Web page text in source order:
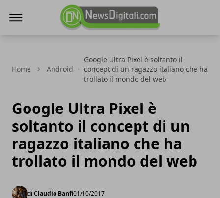
Home Android
Google Ultra Pixel è soltanto il
concept di un ragazzo italiano che ha
trollato il mondo del web
Google Ultra Pixel è
soltanto il concept di un
ragazzo italiano che ha
trollato il mondo del web
di Claudio Banfi01/10/2017